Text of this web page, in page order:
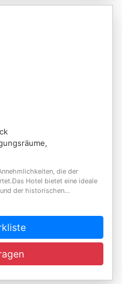
die der
Hotel bietet eine ideale
der historischen...